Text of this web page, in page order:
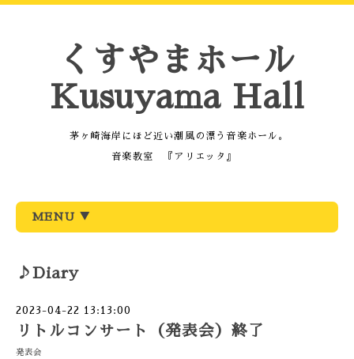
くすやまホール
Kusuyama Hall
茅ヶ崎海岸にほど近い潮風の漂う音楽ホール。
音楽教室 『アリエッタ』
MENU ▼
♪Diary
2023-04-22 13:13:00
リトルコンサート（発表会）終了
発表会